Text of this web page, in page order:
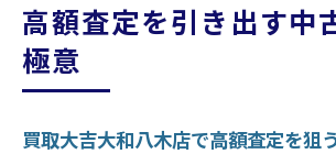
特徴
出張買取を活用した効率的な片付
由
高額査定を引き出す中
極意
買取大吉大和八木店で高額査定を狙